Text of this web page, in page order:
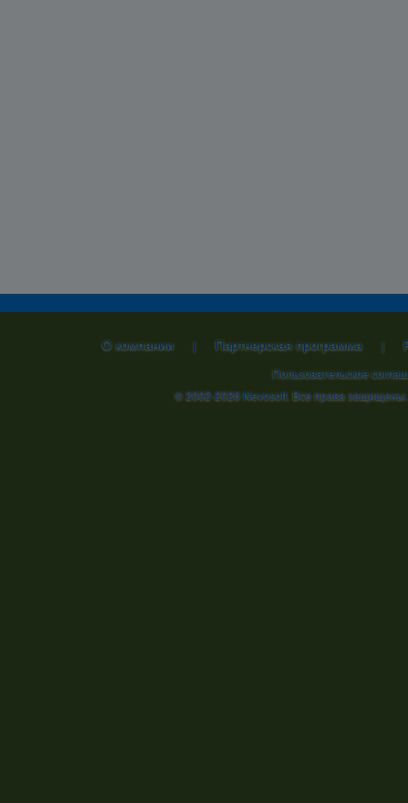
О компании | Партнерская программа |
Пользовательское
© 2002-2026Nevosoft. Все права защищены